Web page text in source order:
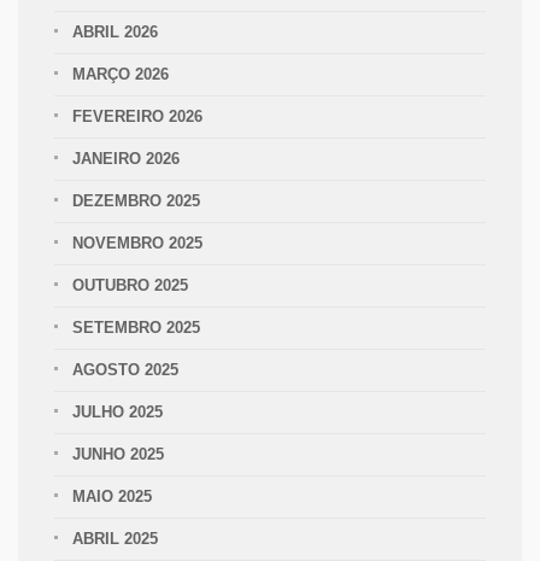
ABRIL 2026
MARÇO 2026
FEVEREIRO 2026
JANEIRO 2026
DEZEMBRO 2025
NOVEMBRO 2025
OUTUBRO 2025
SETEMBRO 2025
AGOSTO 2025
JULHO 2025
JUNHO 2025
MAIO 2025
ABRIL 2025